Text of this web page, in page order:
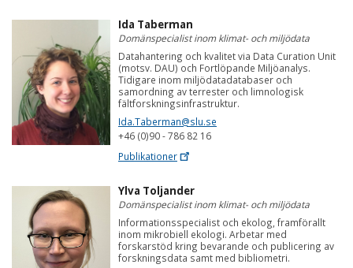
Ida Taberman
Domänspecialist inom klimat- och miljödata
Datahantering och kvalitet via Data Curation Unit
(motsv. DAU) och Fortlöpande Miljöanalys.
Tidigare inom miljödatadatabaser och
samordning av terrester och limnologisk
fältforskningsinfrastruktur.
Ida.Taberman@slu.se
+46 (0)90 - 786 82 16
Publikationer
Ylva Toljander
Domänspecialist inom klimat- och miljödata
Informationsspecialist och ekolog, framförallt
inom mikrobiell ekologi. Arbetar med
forskarstöd kring bevarande och publicering av
forskningsdata samt med bibliometri.